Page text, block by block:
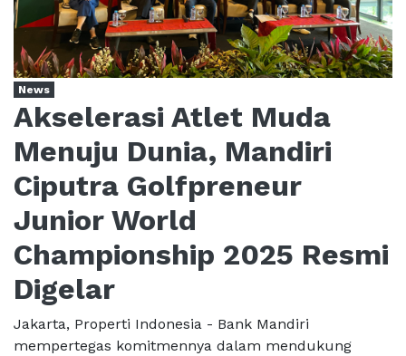
News
Akselerasi Atlet Muda
Menuju Dunia, Mandiri
Ciputra Golfpreneur
Junior World
Championship 2025 Resmi
Digelar
Jakarta, Properti Indonesia - Bank Mandiri
mempertegas komitmennya dalam mendukung